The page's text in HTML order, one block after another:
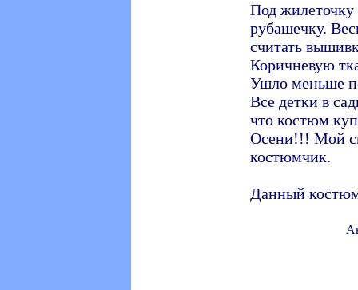
Под
рубашечку.
считать
Коричневую
Ушло меньше
Все детки в
что костюм
Осени!!! Мой
костюмчик.
Данный